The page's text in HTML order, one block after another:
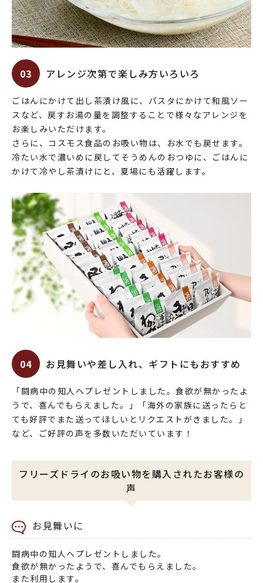
03 アレンジ次第で楽しみ方いろいろ
ごはんにかけて出し茶漬け風に、パスタにかけて和風ソー
スなど、戻すお湯の量を調整することで様々なアレンジを
お楽しみいただけます。
さらに、コスモス食品のお吸い物は、お水でも戻せます。
冷たい水で濃いめに戻してそうめんのおつゆに、ごはんに
かけて冷やし茶漬けにと、夏場にも活躍します。
04 お見舞いや差し入れ、ギフトにもおすすめ
「闘病中の知人へプレゼントしました。食欲が無かったよ
うで、喜んでもらえました。」「海外の家族に送ったらと
ても好評でまた送ってほしいとリクエストがきました。」
など、ご好評の声を多数いただいています！
フリーズドライのお吸い物を購入されたお客様の
声
お見舞いに
闘病中の知人へプレゼントしました。
食欲が無かったようで、喜んでもらえました。
また利用します。